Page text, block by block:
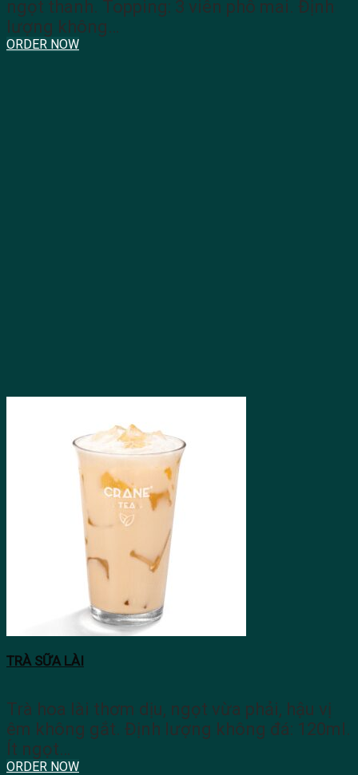
ngọt thanh. Topping: 3 viên phô mai. Định
lượng không…
ORDER NOW
TRÀ SỮA LÀI
Trà hoa lài thơm dịu, ngọt vừa phải, hậu vị
êm không gắt. Định lượng không đá: 120ml.
Ít ngọt…
ORDER NOW